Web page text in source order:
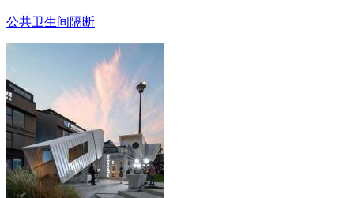
公共卫生间隔断